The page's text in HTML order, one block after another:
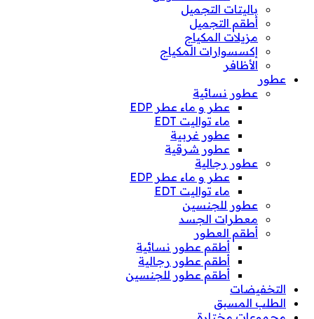
باليتات التجميل
أطقم التجميل
مزيلات المكياج
إكسسوارات المكياج
الأظافر
عطور
عطور نسائية
عطر و ماء عطر EDP
ماء تواليت EDT
عطور غربية
عطور شرقية
عطور رجالية
عطر و ماء عطر EDP
ماء تواليت EDT
عطور للجنسين
معطرات الجسد
أطقم العطور
أطقم عطور نسائية
أطقم عطور رجالية
أطقم عطور للجنسين
التخفيضات
الطلب المسبق